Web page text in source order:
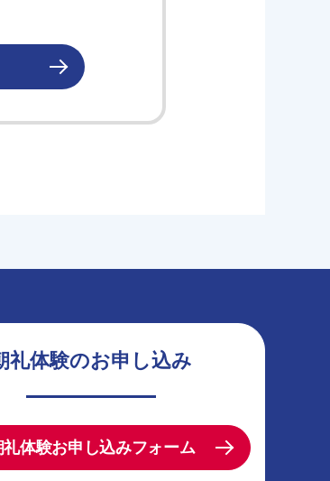
礼体験のお申し込み
礼体験お申し込みフォーム